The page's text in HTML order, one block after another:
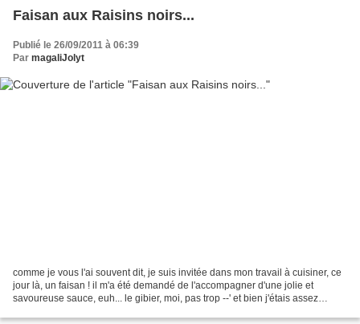
Faisan aux Raisins noirs...
Publié le 26/09/2011 à 06:39
Par magaliJolyt
comme je vous l'ai souvent dit, je suis invitée dans mon travail à cuisiner, ce
jour là, un faisan ! il m'a été demandé de l'accompagner d'une jolie et
savoureuse sauce, euh... le gibier, moi, pas trop --' et bien j'étais assez